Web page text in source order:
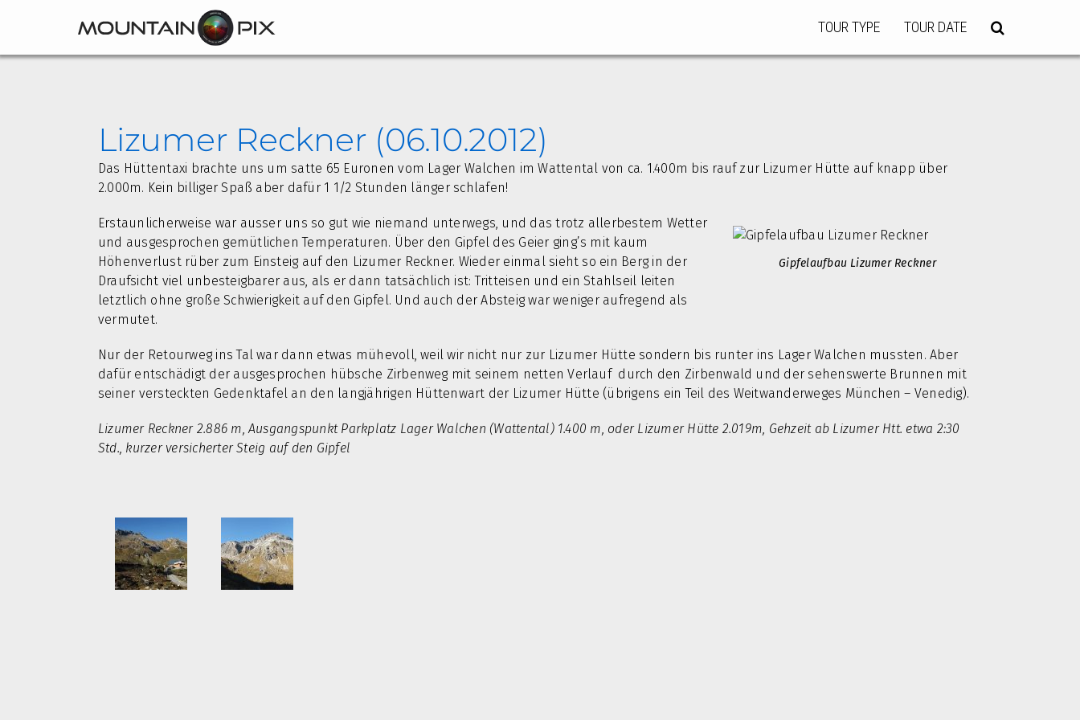
TOUR TYPE TOUR DATE
Lizumer Reckner (06.10.2012)
Das Hüttentaxi brachte uns um satte 65 Euronen vom Lager Walchen im Wattental von ca. 1.400m bis rauf zur Lizumer Hütte auf knapp über
2.000m. Kein billiger Spaß aber dafür 1 1/2 Stunden länger schlafen!
Gipfelaufbau Lizumer Reckner
Erstaunlicherweise war ausser uns so gut wie niemand unterwegs, und das trotz allerbestem Wetter
und ausgesprochen gemütlichen Temperaturen. Über den Gipfel des Geier ging’s mit kaum
Höhenverlust rüber zum Einsteig auf den Lizumer Reckner. Wieder einmal sieht so ein Berg in der
Draufsicht viel unbesteigbarer aus, als er dann tatsächlich ist: Tritteisen und ein Stahlseil leiten
letztlich ohne große Schwierigkeit auf den Gipfel. Und auch der Absteig war weniger aufregend als
vermutet.
Nur der Retourweg ins Tal war dann etwas mühevoll, weil wir nicht nur zur Lizumer Hütte sondern bis runter ins Lager Walchen mussten. Aber
dafür entschädigt der ausgesprochen hübsche Zirbenweg mit seinem netten Verlauf durch den Zirbenwald und der sehenswerte Brunnen mit
seiner versteckten Gedenktafel an den langjährigen Hüttenwart der Lizumer Hütte (übrigens ein Teil des Weitwanderweges München – Venedig).
Lizumer Reckner 2.886 m, Ausgangspunkt Parkplatz Lager Walchen (Wattental) 1.400 m, oder Lizumer Hütte 2.019m, Gehzeit ab Lizumer Htt. etwa 2:30
Std., kurzer versicherter Steig auf den Gipfel